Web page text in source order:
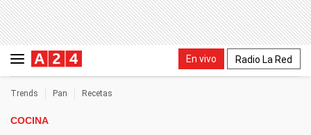
En vivo Radio La Red
Trends Pan Recetas
COCINA